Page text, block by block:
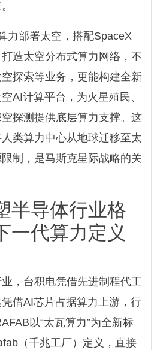
力部署太空，搭配SpaceX
造太空分布式算力网络，不
探索等业务，更能构建全新
AI计算平台，为火星殖民、
探测提供底层算力支撑。这
类算力中心从地球迁移至太
制，是马斯克星际战略的关
半导体行业格
一代算力定义
，台积电凭借先进制程代工
借AI芯片占据算力上游，行
以“太瓦算力”为全新标
（千兆工厂）定义，直接